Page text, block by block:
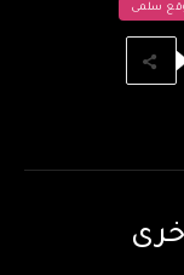
سلمى